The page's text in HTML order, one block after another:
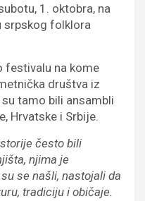
1. oktobra, na
srpskog folklora
festivalu na kome
društva iz
tamo bili ansambli
Hrvatske i Srbije.
često bili
njima je
se našli, nastojali da
tradiciju i običaje.